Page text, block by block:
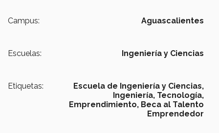
Campus: Aguascalientes
Escuelas: Ingeniería y Ciencias
Etiquetas:
Escuela de Ingeniería y Ciencias,
Ingeniería, Tecnología,
Emprendimiento, Beca al Talento
Emprendedor